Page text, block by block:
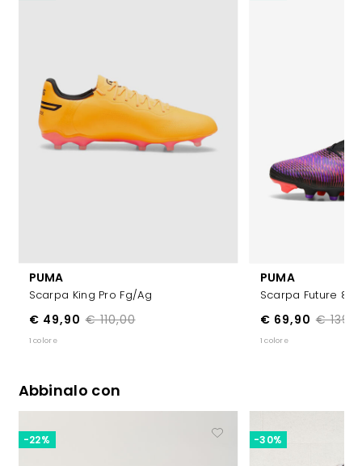
PUMA
Scarpa King Pro Fg/ag
€ 110,00
€ 49,90
1 colore
PUMA
Scarpa Future 8
€
€ 69,90
1 colore
Abbinalo con
-22% -30%